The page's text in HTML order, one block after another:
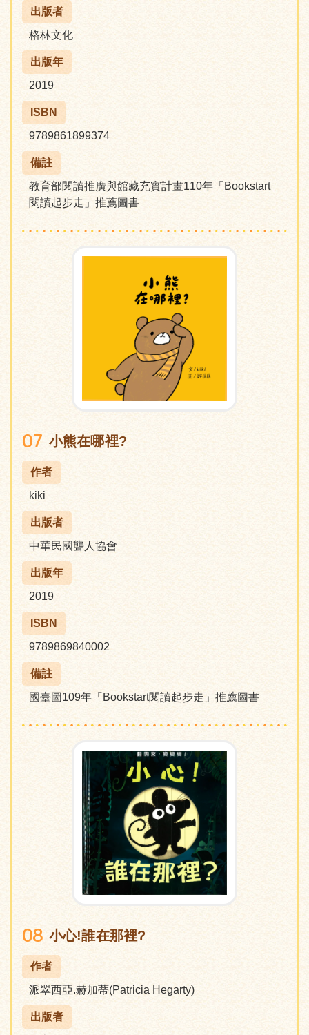
出版者
格林文化
出版年
2019
ISBN
9789861899374
備註
教育部閱讀推廣與館藏充實計畫110年「Bookstart
閱讀起步走」推薦圖書
07 小熊在哪裡?
作者
kiki
出版者
中華民國聾人協會
出版年
2019
ISBN
9789869840002
備註
國臺圖109年「Bookstart閱讀起步走」推薦圖書
08 小心!誰在那裡?
作者
派翠西亞.赫加蒂(Patricia Hegarty)
出版者